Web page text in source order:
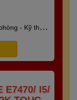
- Kỹ thuật
E7470/ I5/